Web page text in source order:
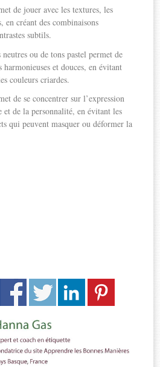
de jouer avec les textures, les
en créant des combinaisons
subtils.
ou de tons pastel permet de
harmonieuses et douces, en évitant
couleurs criardes.
de se concentrer sur l’expression
et de la personnalité, en évitant les
qui peuvent masquer ou déformer la